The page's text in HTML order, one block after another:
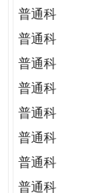
TODAY
THE
WORLD
TOMORROW
PUTTING
YOU
THE
PATH
普通科
普通科
普通科
普通科
普通科
普通科
普通科
普通科